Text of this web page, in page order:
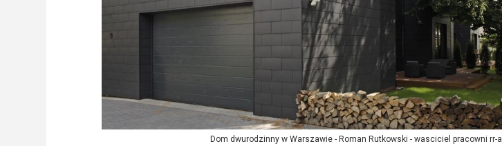
Dom dwurodzinny w Warszawie - Roman Rutkowski - wasciciel pracowni rr-a